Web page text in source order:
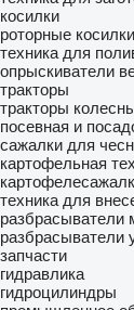
косилки
роторные косилки
техника для
опрыскиватели
тракторы
тракторы
посевная и
сажалки для
картофельная
техника для
разбрасыватели
разбрасыватели
запчасти
гидравлика
гидроцилиндры